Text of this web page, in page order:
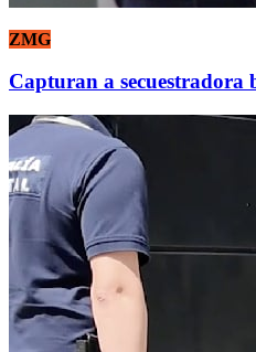
ZMG
Capturan a secuestradora